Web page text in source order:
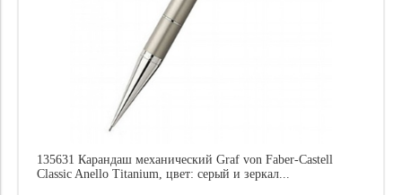
135631 Карандаш механический Graf von Faber-Castell
Classic Anello Titanium, цвет: серый и зеркал...